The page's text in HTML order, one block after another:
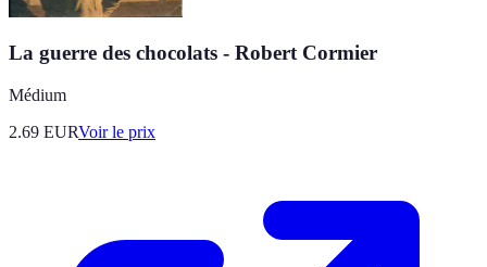
La guerre des chocolats - Robert Cormier
Médium
2.69 EURVoir le prix